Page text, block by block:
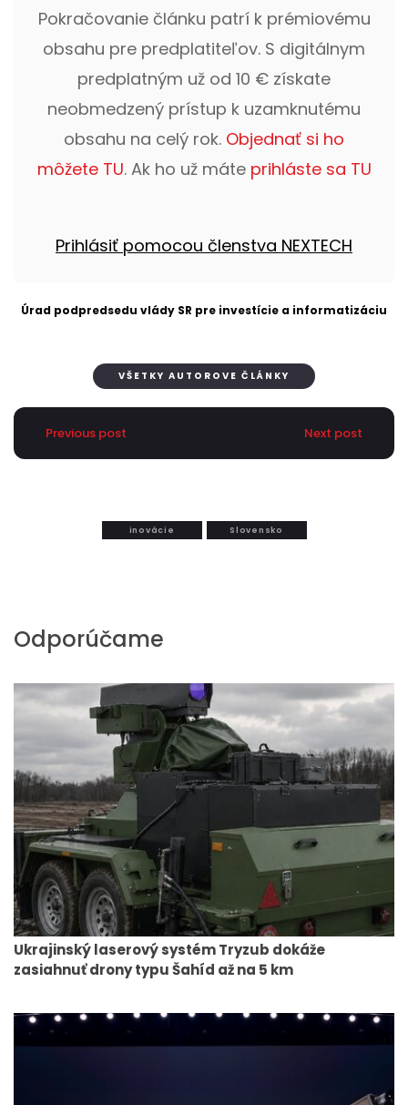
Pokračovanie článku patrí k prémiovému
obsahu pre predplatiteľov. S digitálnym
predplatným už od 10 € získate
neobmedzený prístup k uzamknutému
obsahu na celý rok. Objednať si ho
môžete TU. Ak ho už máte prihláste sa TU
Prihlásiť pomocou členstva NEXTECH
Úrad podpredsedu vlády SR pre investície a informatizáciu
VŠETKY AUTOROVE ČLÁNKY
Previous post Next post
inovácie Slovensko
Odporúčame
Ukrajinský laserový systém Tryzub dokáže
zasiahnuť drony typu Šahíd až na 5 km